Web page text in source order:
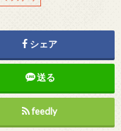
シェア
送る
feedly